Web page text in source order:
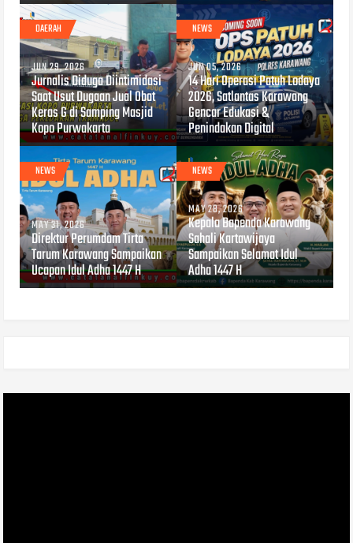
DAERAH
JUN 29, 2026
Jurnalis Diduga Diintimidasi
Saat Usut Dugaan Jual Obat
Keras G di Samping Masjid
Kopo Purwakarta
NEWS
JUN 05, 2026
14 Hari Operasi Patuh Lodaya
2026, Satlantas Karawang
Gencar Edukasi &
Penindakan Digital
NEWS
MAY 31, 2026
Direktur Perumdam Tirta
Tarum Karawang Sampaikan
Ucapan Idul Adha 1447 H
NEWS
MAY 28, 2026
Kepala Bapenda Karawang
Sahali Kartawijaya
Sampaikan Selamat Idul
Adha 1447 H